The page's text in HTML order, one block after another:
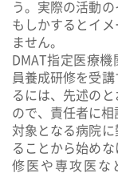
う。実際の活動の
もしかするとイ
ません。
DMAT指定医療
員養成研修を受
るには、先述の
ので、責任者に相
対象となる病院
ることから始め
修医や専攻医な